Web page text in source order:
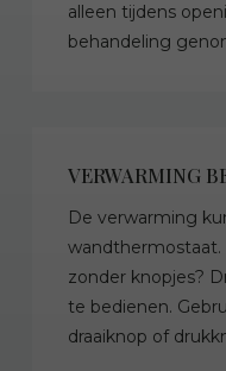
alleen tijdens
behandeling
VERWARMING
De verwarming
wandthermostaat.
zonder knopjes?
te bedienen.
draaiknop of